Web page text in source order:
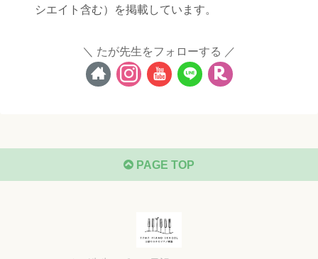
シエイト含む）を掲載しています。
たが先生をフォローする
PAGE TOP